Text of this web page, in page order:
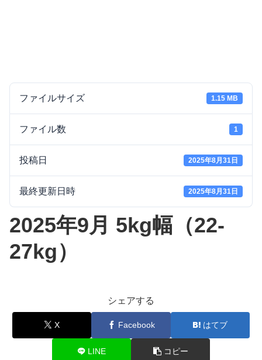
ファイルサイズ 1.15 MB
ファイル数 1
投稿日 2025年8月31日
最終更新日時 2025年8月31日
2025年9月 5kg幅（22-
27kg）
シェアする
X Facebook はてブ
LINE コピー